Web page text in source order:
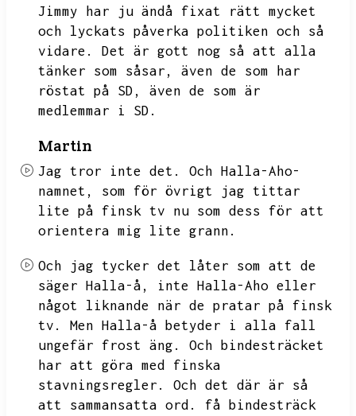
Jimmy har ju ändå fixat rätt mycket
och lyckats påverka politiken och så
vidare.
Det är gott nog så att alla
tänker som såsar,
även de som har
röstat på SD,
även de som är
medlemmar i SD.
Martin
Jag tror inte det.
Och Halla-Aho-
namnet,
som för övrigt jag tittar
lite på finsk tv nu som dess för att
orientera mig lite grann.
Och jag tycker det låter som att de
säger Halla-å,
inte Halla-Aho eller
något liknande när de pratar på finsk
tv.
Men Halla-å betyder i alla fall
ungefär frost äng.
Och bindesträcket
har att göra med finska
stavningsregler.
Och det där är så
att sammansatta ord.
få bindesträck